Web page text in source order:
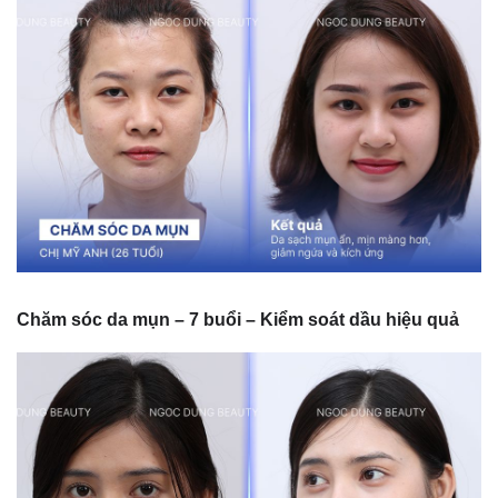
Chăm sóc da mụn – 7 buổi – Kiểm soát dầu hiệu quả